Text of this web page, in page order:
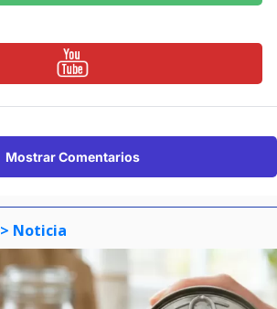
Mostrar Comentarios
> Noticia